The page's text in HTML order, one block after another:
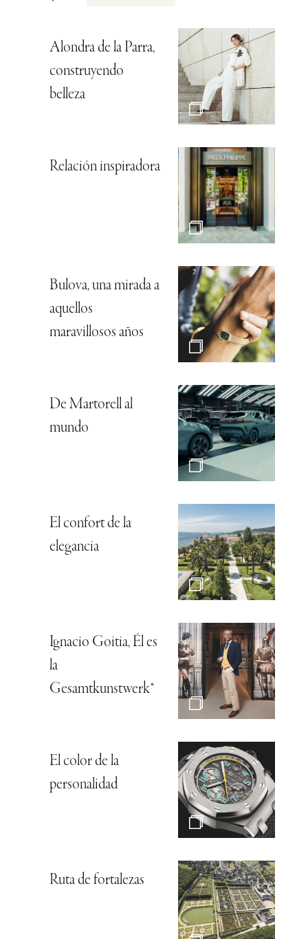
Alondra de la Parra,
construyendo
belleza
Relación inspiradora
Bulova, una mirada a
aquellos
maravillosos años
De Martorell al
mundo
El confort de la
elegancia
Ignacio Goitia, Él es
la
Gesamtkunstwerk*
El color de la
personalidad
Ruta de fortalezas